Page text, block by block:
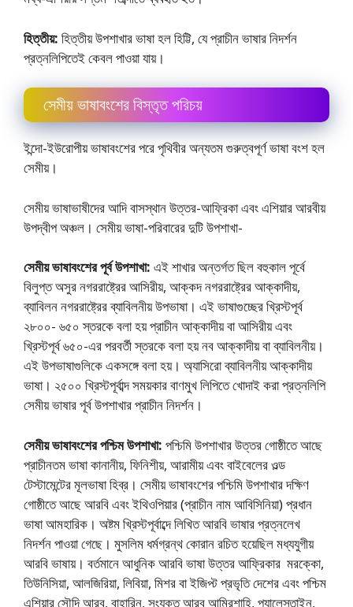
হিত্তীয়: হিত্তীয় উপশাখার ভাষা হল হিট্টি, যে প্রাচীন ভাষার নিদর্শন
প্রত্নলিপিতেই কেবল পাওয়া যায়।
সেমীয় ভাষাবংশের বিস্তৃত পরিচয়
ইন্দো-ইউরােপীয় ভাষাবংশের পরে পৃথিবীর অন্যতম গুরুত্বপূর্ণ ভাষা বংশ হল
সেমীয়।
সেমীয় ভাষাভাষীদের আদি বাসস্থান উত্তর-আফ্রিকা এবং এশিয়ার আরবীয়
উপদ্বীপ অঞ্চল। সেমীয় ভাষা-পরিবারের দুটি উপশাখা-
সেমীয় ভাষাবংশের পূর্ব উপশাখা: এই শাখার অন্তর্গত ছিল বহুকাল পূর্বে
বিলুপ্ত অসুর নগররাষ্ট্রের আসিরীয়, আক্কদ নগররাষ্ট্রের আক্কাদীয়,
ব্যাবিলন নগররাষ্ট্রের ব্যাবিলনীয় উপভাষা। এই ভাষাগুচ্ছের খ্রিস্টপূর্ব
২৮০০- ৬৫০ স্তরকে বলা হয় প্রাচীন আক্কাদীয় বা আসিরীয় এবং
খ্রিস্টপূর্ব ৬৫০-এর পরবর্তী স্তরকে বলা হয় নব আক্কাদীয় বা ব্যাবিলনীয়।
এই উপভাষাগুলিকে একসঙ্গে বলা হয়। অ্যাসিরাে ব্যাবিলনীয় আক্কাদীয়
ভাষা। ২৫০০ খ্রিস্টপূর্বাব্দ সময়কার বাণমুখ লিপিতে খােদাই করা প্রত্নলিপি
সেমীয় ভাষার পূর্ব উপশাখার প্রাচীন নিদর্শন।
সেমীয় ভাষাবংশের পশ্চিম উপশাখা: পশ্চিমি উপশাখার উত্তর গােষ্ঠীতে আছে
প্রাচীনতম ভাষা কানানীয়, ফিনিশীয়, আরামীয় এবং বাইবেলের ওল্ড
টেস্টামেন্টের মূলভাষা হিব্র। সেমীয় ভাষাবংশের পশ্চিমি উপশাখার দক্ষিণ
গােষ্ঠীতে আছে আরবি এবং ইথিওপিয়ার (প্রাচীন নাম আবিসিনিয়া) প্রধান
ভাষা আমহারিক। অষ্টম খ্রিস্টপূর্বাব্দে লিখিত আরবি ভাষার প্রত্নলেখ
নিদর্শন পাওয়া গেছে। মুসলিম ধর্মগ্রন্থ কোরান রচিত হয়েছিল মধ্যযুগীয়
আরবি ভাষায়। বর্তমানে আধুনিক আরবি ভাষা উত্তর আফ্রিকার মরক্কো,
তিউনিসিয়া, আলজিরিয়া, লিবিয়া, মিশর বা ইজিপ্ট প্রভৃতি দেশের এবং পশ্চিম
এশিয়ার সৌদি আরব, বাহারিন, সংযুক্ত আরব আমিরশাহি, প্যালেস্তাইন,